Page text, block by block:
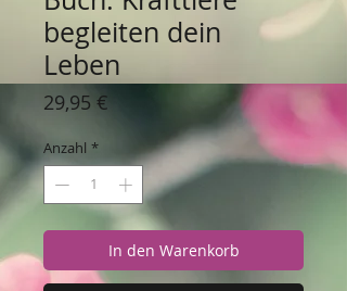
begleiten dein
Leben
29,95 €
Anzahl *
In den Warenkorb